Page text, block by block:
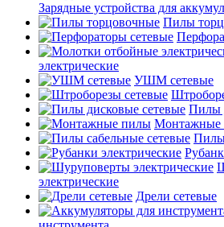
Зарядные устройства для
Пилы
электрические
УШМ сетевые
Пилы
Монтажные
Пилы
электрические
Дрели сетевые